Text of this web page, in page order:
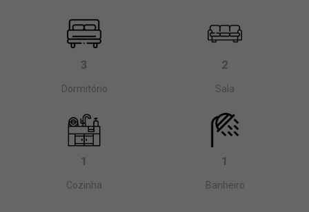
3
Dormitório
2
Sala
1
Cozinha
1
Banheiro